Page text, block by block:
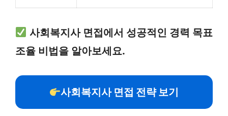
사회복지사 면접에서 성공적인 경력 목표
조율 비법을 알아보세요.
사회복지사 면접 전략 보기